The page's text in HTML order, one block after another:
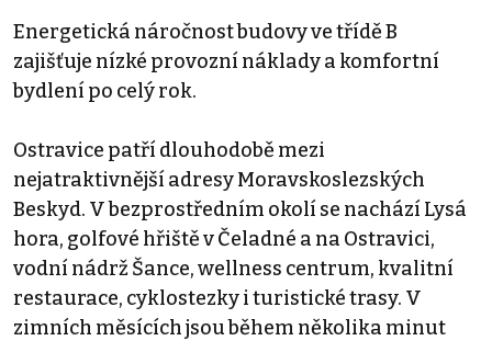
Energetická náročnost budovy ve třídě B
zajišťuje nízké provozní náklady a komfortní
bydlení po celý rok.
Ostravice patří dlouhodobě mezi
nejatraktivnější adresy Moravskoslezských
Beskyd. V bezprostředním okolí se nachází Lysá
hora, golfové hřiště v Čeladné a na Ostravici,
vodní nádrž Šance, wellness centrum, kvalitní
restaurace, cyklostezky i turistické trasy. V
zimních měsících jsou během několika minut